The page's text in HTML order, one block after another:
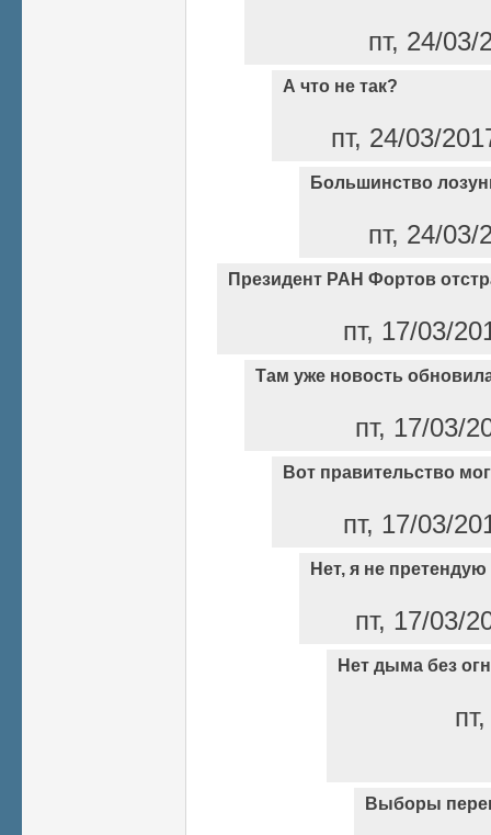
пт, 24/
А что не так?
пт, 24/03/
Большинство
пт, 24/
Президент РАН Фортов
пт, 17/03/
Там уже новость
пт, 17/03/
Вот правительство
пт, 17/03/
Нет, я не претендую
пт, 17/03/
Нет дыма без
Выборы